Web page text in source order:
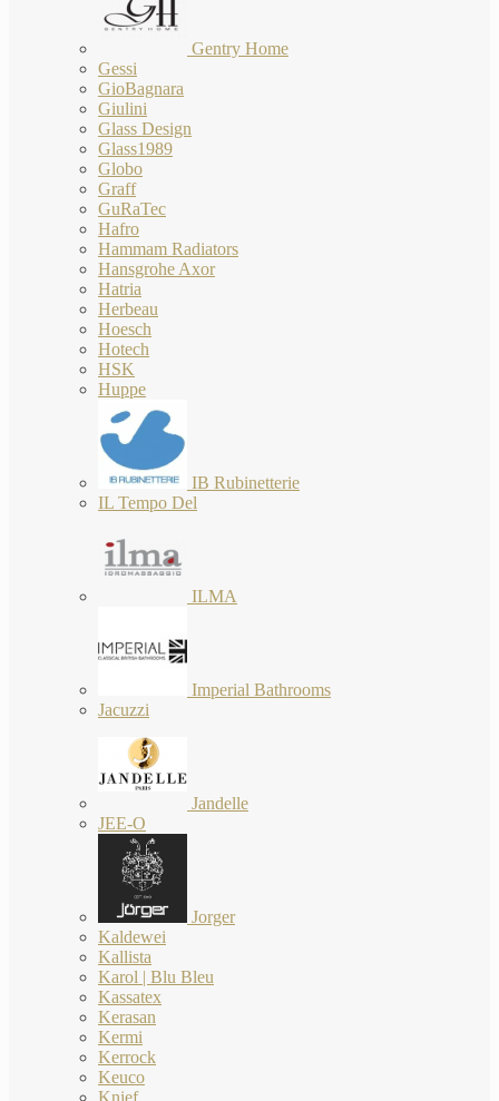
Gentry Home
Gessi
GioBagnara
Giulini
Glass Design
Glass1989
Globo
Graff
GuRaTec
Hafro
Hammam Radiators
Hansgrohe Axor
Hatria
Herbeau
Hoesch
Hotech
HSK
Huppe
IB Rubinetterie
IL Tempo Del
ILMA
Imperial Bathrooms
Jacuzzi
Jandelle
JEE-O
Jorger
Kaldewei
Kallista
Karol | Blu Bleu
Kassatex
Kerasan
Kermi
Kerrock
Keuco